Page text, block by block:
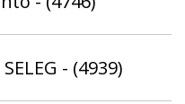
- (4939)